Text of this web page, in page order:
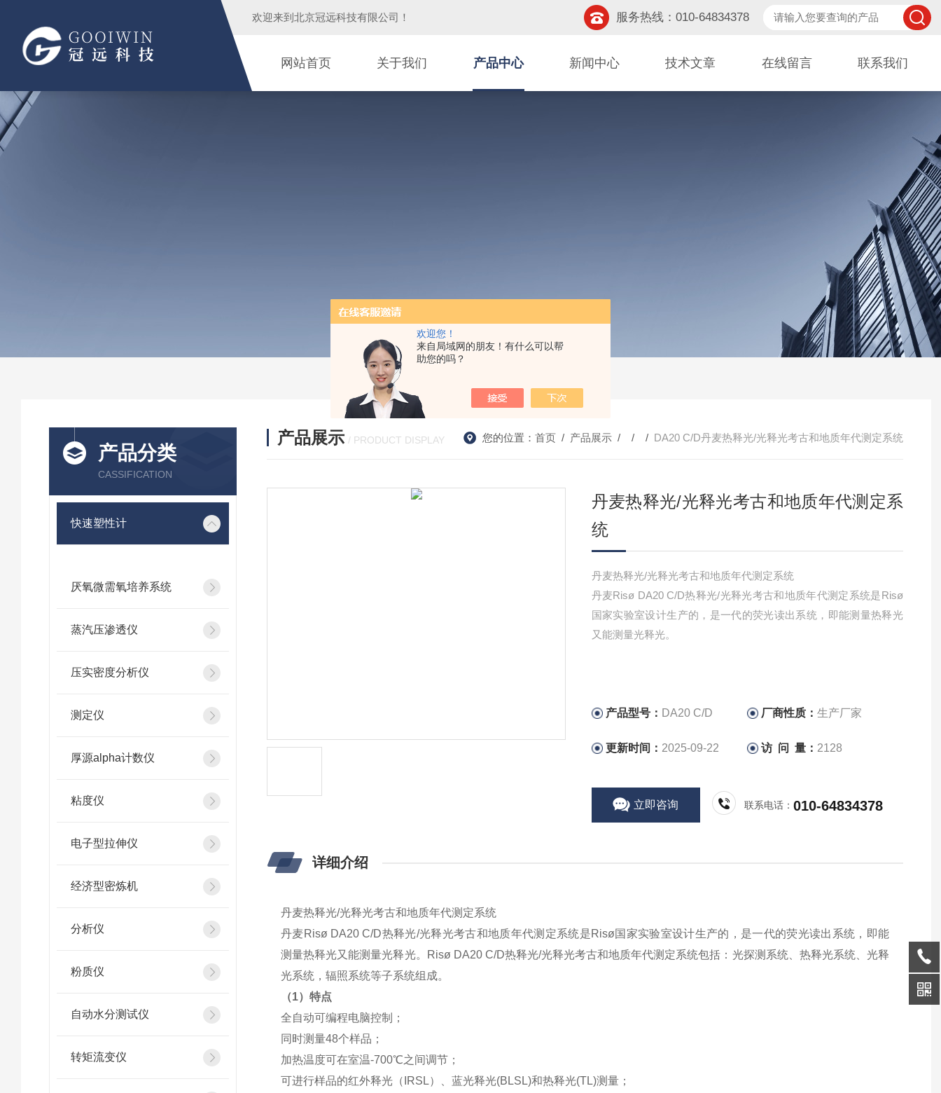
欢迎您！
来自局域网的朋友！有什么可以帮
助您的吗？
欢迎来到 北京冠远科技有限公司 ！ 服务热线：010-64834378
网站首页 关于我们 产品中心 新闻中心 技术文章 在线留言 联系我们
产品分类
CASSIFICATION
快速塑性计
厌氧微需氧培养系统
蒸汽压渗透仪
压实密度分析仪
测定仪
厚源alpha计数仪
粘度仪
电子型拉伸仪
经济型密炼机
分析仪
粉质仪
自动水分测试仪
转矩流变仪
产品展示 / PRODUCT DISPLAY 您的位置： 首页 / 产品展示 / / / DA20 C/D丹麦热释光/光释光考古和地质年代测定系统
丹麦热释光/光释光考古和地质年代测定系
统
丹麦热释光/光释光考古和地质年代测定系统
丹麦Risø DA20 C/D热释光/光释光考古和地质年代测定系统是Risø
国家实验室设计生产的，是一代的荧光读出系统，即能测量热释光
又能测量光释光。
产品型号： DA20 C/D 厂商性质：生产厂家
更新时间： 2025-09-22 访 问 量： 2128
立即咨询 联系电话：010-64834378
详细介绍
丹麦热释光/光释光考古和地质年代测定系统
丹麦Risø DA20 C/D热释光/光释光考古和地质年代测定系统是Risø国家实验室设计生产的，是一代的荧光读出系统，即能
测量热释光又能测量光释光。Risø DA20 C/D热释光/光释光考古和地质年代测定系统包括：光探测系统、热释光系统、光释
光系统，辐照系统等子系统组成。
（1）特点
全自动可编程电脑控制；
同时测量48个样品；
加热温度可在室温-700℃之间调节；
可进行样品的红外释光（IRSL）、蓝光释光(BLSL)和热释光(TL)测量；